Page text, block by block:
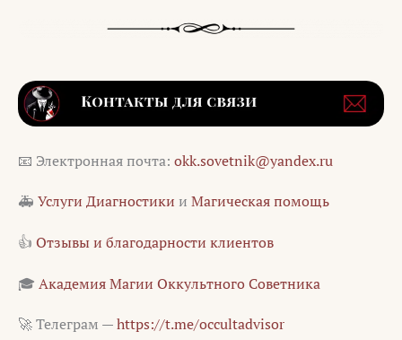
📧 Электронная почта: okk.sovetnik@yandex.ru
🚑 Услуги Диагностики и Магическая помощь
👍 Отзывы и благодарности клиентов
🎓 Академия Магии Оккультного Советника
🚀 Телеграм —https://t.me/occultadvisor